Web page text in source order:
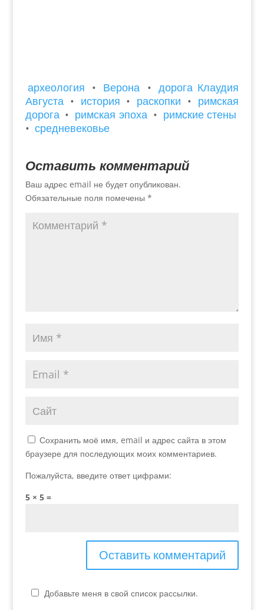
археология • Верона • дорога Клаудия
Августа • история • раскопки • римская
дорога • римская эпоха • римские стены
• средневековье
Оставить комментарий
Ваш адрес email не будет опубликован.
Обязательные поля помечены *
Сохранить моё имя, email и адрес сайта в этом
браузере для последующих моих комментариев.
Пожалуйста, введите ответ цифрами:
5 × 5 =
Добавьте меня в свой список рассылки.